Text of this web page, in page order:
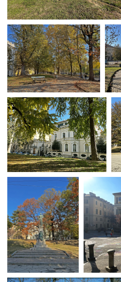
trasparente
Bandi e gare
Sostenibilità ambientale
SERVIZI
Servizi generali
Location scouting
Spazi nella sede FCTP
Sala Casting
Sala Paolo Tenna
FILM FUNDS
Piemonte Film Tv Fund
Piemonte Film Tv
Development Fund
Piemonte Doc Film Fund
Short Film Fund
PRODUCTION GUIDE
Società di produzione
Strutture di servizio
Professionisti
Attrici-Attori
Beginners